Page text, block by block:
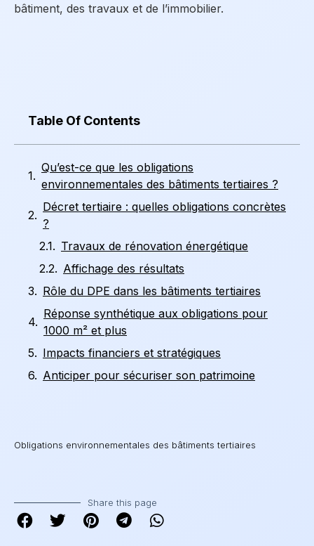
bâtiment, des travaux et de l’immobilier.
Table Of Contents
Qu’est-ce que les obligations
environnementales des bâtiments tertiaires ?
Décret tertiaire : quelles obligations concrètes
?
Travaux de rénovation énergétique
Affichage des résultats
Rôle du DPE dans les bâtiments tertiaires
Réponse synthétique aux obligations pour
1000 m² et plus
Impacts financiers et stratégiques
Anticiper pour sécuriser son patrimoine
Obligations environnementales des bâtiments tertiaires
Share this page